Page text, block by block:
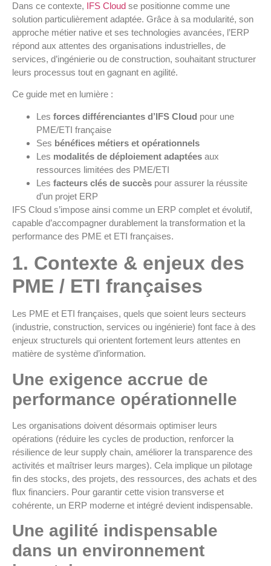
Dans ce contexte, IFS Cloud se positionne comme une
solution particulièrement adaptée. Grâce à sa modularité, son
approche métier native et ses technologies avancées, l’ERP
répond aux attentes des organisations industrielles, de
services, d’ingénierie ou de construction, souhaitant structurer
leurs processus tout en gagnant en agilité.
Ce guide met en lumière :
Les forces différenciantes d’IFS Cloud pour une
PME/ETI française
Ses bénéfices métiers et opérationnels
Les modalités de déploiement adaptées aux
ressources limitées des PME/ETI
Les facteurs clés de succès pour assurer la réussite
d’un projet ERP
IFS Cloud s’impose ainsi comme un ERP complet et évolutif,
capable d’accompagner durablement la transformation et la
performance des PME et ETI françaises.
1. Contexte & enjeux des
PME / ETI françaises
Les PME et ETI françaises, quels que soient leurs secteurs
(industrie, construction, services ou ingénierie) font face à des
enjeux structurels qui orientent fortement leurs attentes en
matière de système d’information.
Une exigence accrue de
performance opérationnelle
Les organisations doivent désormais optimiser leurs
opérations (réduire les cycles de production, renforcer la
résilience de leur supply chain, améliorer la transparence des
activités et maîtriser leurs marges). Cela implique un pilotage
fin des stocks, des projets, des ressources, des achats et des
flux financiers. Pour garantir cette vision transverse et
cohérente, un ERP moderne et intégré devient indispensable.
Une agilité indispensable
dans un environnement